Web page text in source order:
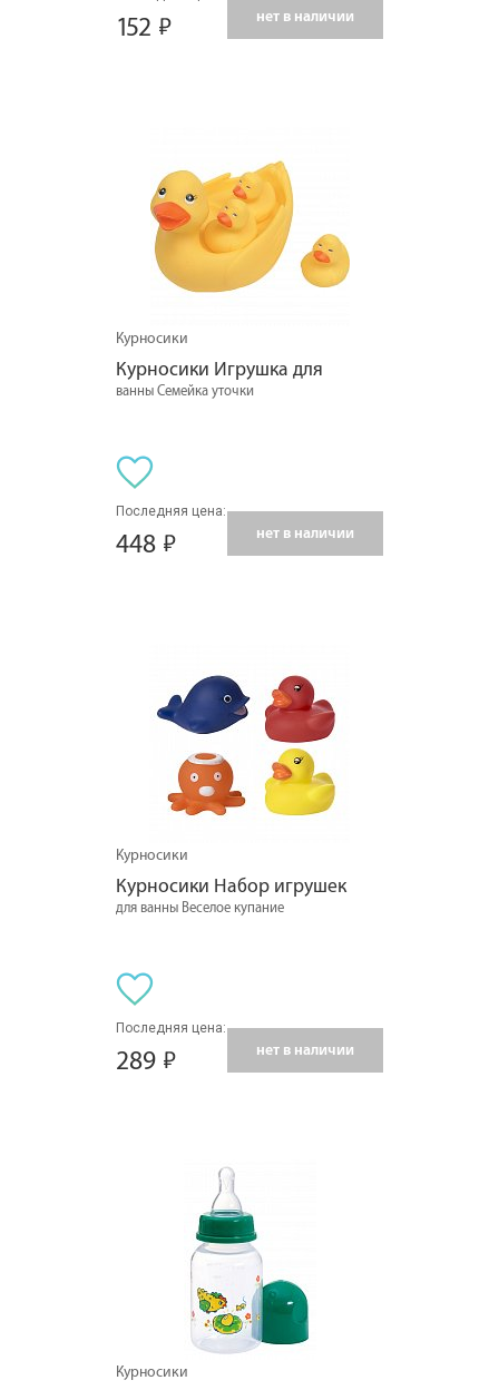
152 нет в наличии
Курносики
Курносики Игрушка для
ванны Семейка уточки
Последняя цена:
448 нет в наличии
Курносики
Курносики Набор игрушек
для ванны Веселое купание
Последняя цена:
289 нет в наличии
Курносики